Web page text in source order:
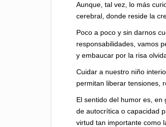
Aunque, tal vez, lo más
cerebral, donde reside la
Poco a poco y sin darnos
responsabilidades, vamos
y embaucar por la risa
Cuidar a nuestro niño
permitan liberar tensiones,
El sentido del humor es,
de autocrítica o capacidad
virtud tan importante como